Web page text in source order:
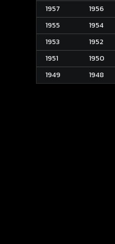
1957
1956
1955
1954
1953
1952
1951
1950
1949
1948